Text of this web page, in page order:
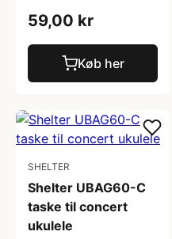
59,00 kr
Køb her
SHELTER
Shelter UBAG60-C
taske til concert
ukulele